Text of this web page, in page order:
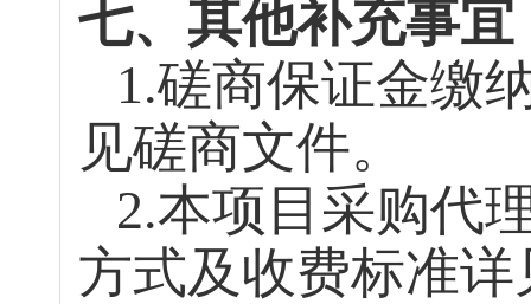
七、其他补充事宜
1.磋商保证金缴
见磋商文件。
2.本项目采购代
方式及收费标准